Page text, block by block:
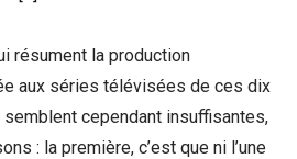
résument la production
aux séries télévisées de ces dix
cependant insuffisantes,
: la première, c’est que ni l’une